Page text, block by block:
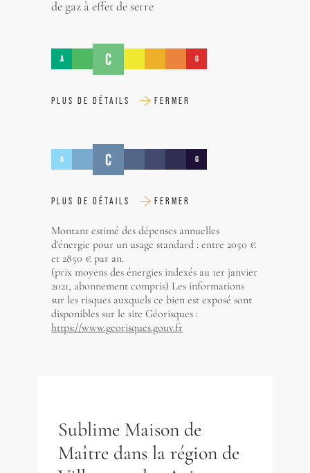
de gaz à effet de serre
A C G
PLUS DE DÉTAILS FERMER
A C G
PLUS DE DÉTAILS FERMER
Montant estimé des dépenses annuelles
d'énergie pour un usage standard : entre 2050 €
et 2850 € par an.
(prix moyens des énergies indexés au 1er janvier
2021, abonnement compris) Les informations
sur les risques auxquels ce bien est exposé sont
disponibles sur le site Géorisques :
https://www.georisques.gouv.fr
Sublime Maison de
Maître dans la région de